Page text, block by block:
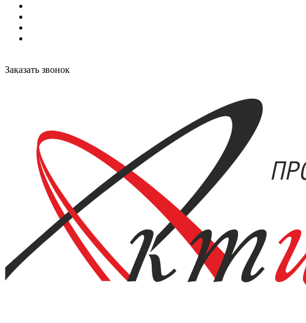
Заказать звонок